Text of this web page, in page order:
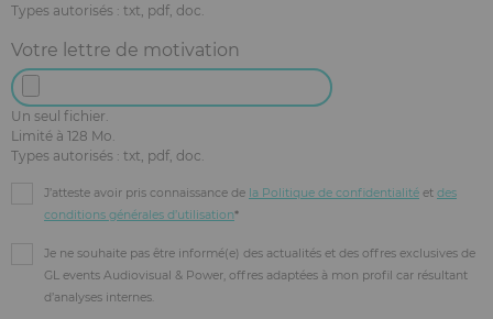
Types autorisés : txt, pdf, doc.
Votre lettre de motivation
Un seul fichier.
Limité à 128 Mo.
Types autorisés : txt, pdf, doc.
J’atteste avoir pris connaissance de la Politique de confidentialité et des
conditions générales d’utilisation
Je ne souhaite pas être informé(e) des actualités et des offres exclusives de
GL events Audiovisual & Power, offres adaptées à mon profil car résultant
d’analyses internes.